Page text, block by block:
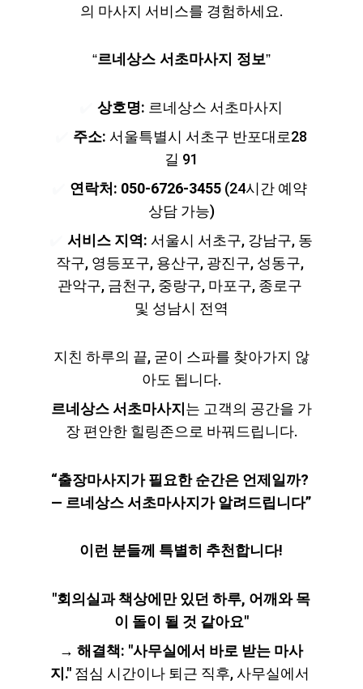
의 마사지 서비스를 경험하세요.
“르네상스 서초마사지 정보”
✔️ 상호명: 르네상스 서초마사지
주소: 서울특별시 서초구 반포대로28
길 91
연락처: 050-6726-3455 (24시간 예약
상담 가능)
✔️ 서비스 지역: 서울시 서초구, 강남구, 동
작구, 영등포구, 용산구, 광진구, 성동구,
관악구, 금천구, 중랑구, 마포구, 종로구
및 성남시 전역
지친 하루의 끝, 굳이 스파를 찾아가지 않
아도 됩니다.
르네상스 서초마사지 는 고객의 공간을 가
장 편안한 힐링존으로 바꿔드립니다.
“출장마사지가 필요한 순간은 언제일까?
— 르네상스 서초마사지가 알려드립니다”
이런 분들께 특별히 추천합니다!
"회의실과 책상에만 있던 하루, 어깨와 목
이 돌이 될 것 같아요"
→ 해결책: "사무실에서 바로 받는 마사
지." 점심 시간이나 퇴근 직후, 사무실에서